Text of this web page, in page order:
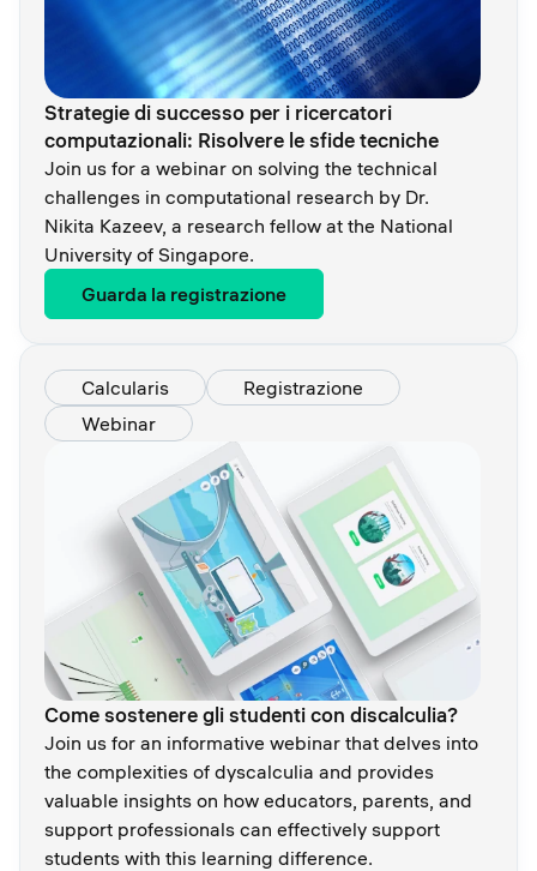
Strategie di successo per i ricercatori
computazionali: Risolvere le sfide tecniche
Join us for a webinar on solving the technical
challenges in computational research by Dr.
Nikita Kazeev, a research fellow at the National
University of Singapore.
Guarda la registrazione
Calcularis
Registrazione
Webinar
Come sostenere gli studenti con discalculia?
Join us for an informative webinar that delves into
the complexities of dyscalculia and provides
valuable insights on how educators, parents, and
support professionals can effectively support
students with this learning difference.